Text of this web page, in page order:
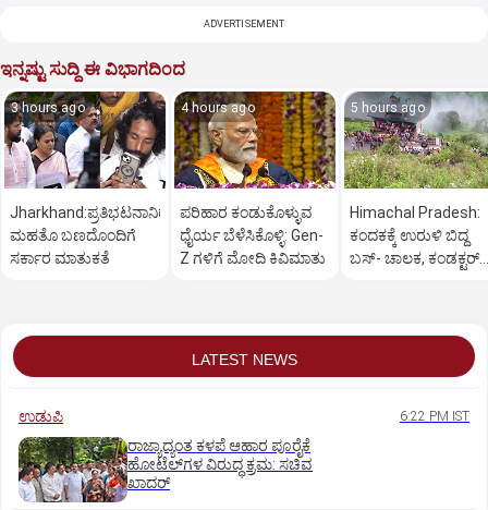
ADVERTISEMENT
ಇನ್ನಷ್ಟು ಸುದ್ದಿ ಈ ವಿಭಾಗದಿಂದ
3 hours ago
Jharkhand:ಪ್ರತಿಭಟನಾನಿರತ
ಮಹತೊ ಬಣದೊಂದಿಗೆ
ಸರ್ಕಾರ ಮಾತುಕತೆ
4 hours ago
ಪರಿಹಾರ ಕಂಡುಕೊಳ್ಳುವ
ಧೈರ್ಯ ಬೆಳೆಸಿಕೊಳ್ಳಿ: Gen-
Z ಗಳಿಗೆ ಮೋದಿ ಕಿವಿಮಾತು
5 hours ago
Himachal Pradesh:
ಕಂದಕಕ್ಕೆ ಉರುಳಿ ಬಿದ್ದ
ಬಸ್-‌ ಚಾಲಕ, ಕಂಡಕ್ಟರ್‌
LATEST NEWS
ಉಡುಪಿ 6:22 PM IST
ರಾಜ್ಯಾದ್ಯಂತ ಕಳಪೆ ಆಹಾರ ಪೂರೈಕೆ
ಹೋಟೆಲ್‌ಗಳ ವಿರುದ್ಧ ಕ್ರಮ: ಸಚಿವ
ಖಾದರ್